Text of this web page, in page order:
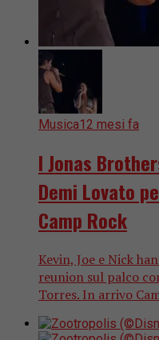
Musica12 mesi fa
I Jonas
Demi Lovato
Camp Rock
Kevin, Joe e Nick
reunion sul palco
Torres. In arrivo